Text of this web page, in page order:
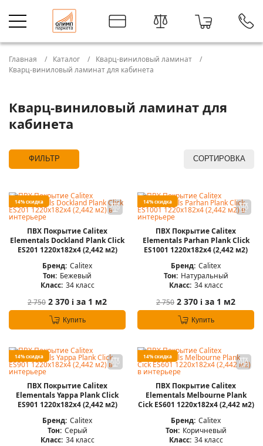
Главная Каталог
Кварц-виниловый ламинат
Кварц-виниловый ламинат для кабинета
Кварц-виниловый ламинат для
кабинета
ФИЛЬТР СОРТИРОВКА
14% скидка
ПВХ Покрытие Calitex
Elementals Dockland Plank Click
ES201 1220x182x4 (2,442 м2)
Бренд: Calitex
Тон: Бежевый
Класс: 34 класс
2 750 2 370 i за 1 м2
Купить
14% скидка
ПВХ Покрытие Calitex
Elementals Parhan Plank Click
ES1001 1220x182x4 (2,442 м2)
Бренд: Calitex
Тон: Натуральный
Класс: 34 класс
2 750 2 370 i за 1 м2
Купить
14% скидка
ПВХ Покрытие Calitex
Elementals Yappa Plank Click
ES901 1220x182x4 (2,442 м2)
Бренд: Calitex
Тон: Серый
Класс: 34 класс
14% скидка
ПВХ Покрытие Calitex
Elementals Melbourne Plank
Cick ES601 1220x182x4 (2,442 м2)
Бренд: Calitex
Тон: Коричневый
Класс: 34 класс